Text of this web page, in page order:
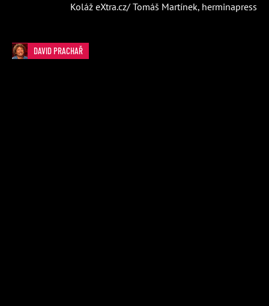
Koláž eXtra.cz/ Tomáš Martínek, herminapress
DAVID PRACHAŘ